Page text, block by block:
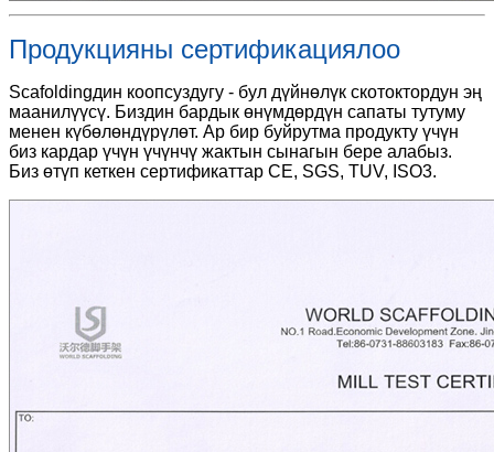
Продукцияны сертификациялоо
Scafoldingдин коопсуздугу - бул дүйнөлүк скотоктордун эң
маанилүүсү. Биздин бардык өнүмдөрдүн сапаты тутуму
менен күбөлөндүрүлөт. Ар бир буйрутма продукту үчүн
биз кардар үчүн үчүнчү жактын сынагын бере алабыз.
Биз өтүп кеткен сертификаттар CE, SGS, TUV, ISO3.